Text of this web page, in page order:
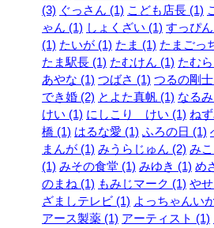
(3) ぐっさん (1) こども店長 (1)
ゃん (1) しょくざい (1) すっぴ
(1) たいが (1) たま (1) たまごっ
たま駅長 (1) たむけん (1) たむ
あやな (1) つばさ (1) つるの剛
でき婚 (2) とよた真帆 (1) なる
けい (1) にしこり けい (1) ね
橋 (1) はるな愛 (1) ふろの日 (1)
まんが (1) みうらじゅん (2) み
(1) みその食堂 (1) みゆき (1) め
のまね (1) もみじマーク (1) や
ざましテレビ (1) よっちゃんい
アース製薬 (1) アーティスト (1)